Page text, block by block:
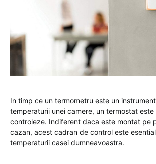
In timp ce un termometru este un
temperaturii unei camere, un termostat
controleze. Indiferent daca este montat pe
cazan, acest cadran de control este
temperaturii casei dumneavoastra.